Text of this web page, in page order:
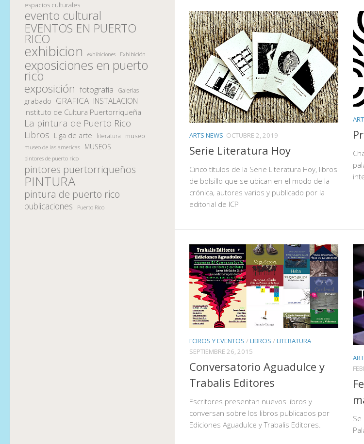
ARTS NEWS OCTUBRE 2, 2019
Serie Literatura Hoy
Cinco títulos de la Serie Literatura Hoy, libros
de bolsillo que se ubican en el modo de la
crónica, autores varios y publicado por la
editorial de ICP
FOROS Y EVENTOS /LIBROS /LITERATURA
SEPTIEMBRE 26, 2015
Conversatorio Aguadulce y
Trabalis Editores
Escritores presentan nuevos libros y
conversan sobre los libros publicados por
Ediciones Aguadulce y Trabalis Editores.
Se
espacios culturales
evento cultural
EVENTOS EN PUERTO
RICO
exhibicion exhibiciones Exhibición
exposiciones en puerto
rico
exposición fotografía Galerias
grabado GRAFICA INSTALACION
Instituto de Cultura Puertorriqueña
La pintura de Puerto Rico
Libros Liga de arte literatura museo
museo de las americas MUSEOS
pintores de puerto rico
pintores puertorriqueños
PINTURA
pintura de puerto rico
publicaciones Puerto Rico